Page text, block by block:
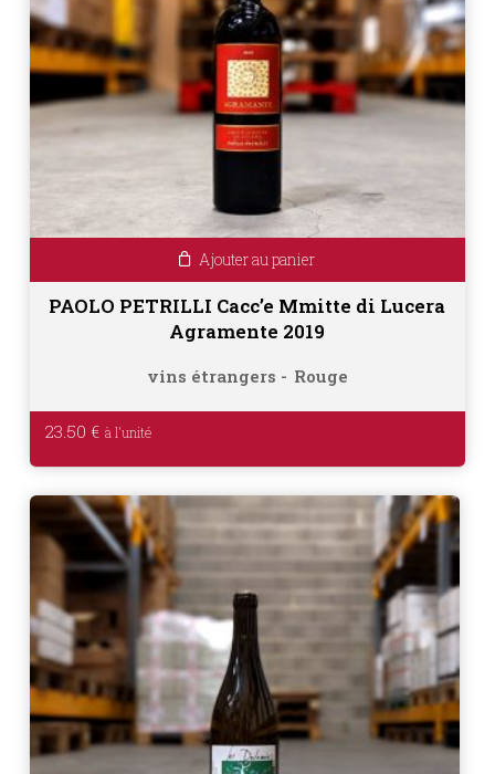
Ajouter au panier
PAOLO PETRILLI Cacc’e Mmitte di Lucera
Agramente 2019
vins étrangers Rouge
23.50 €